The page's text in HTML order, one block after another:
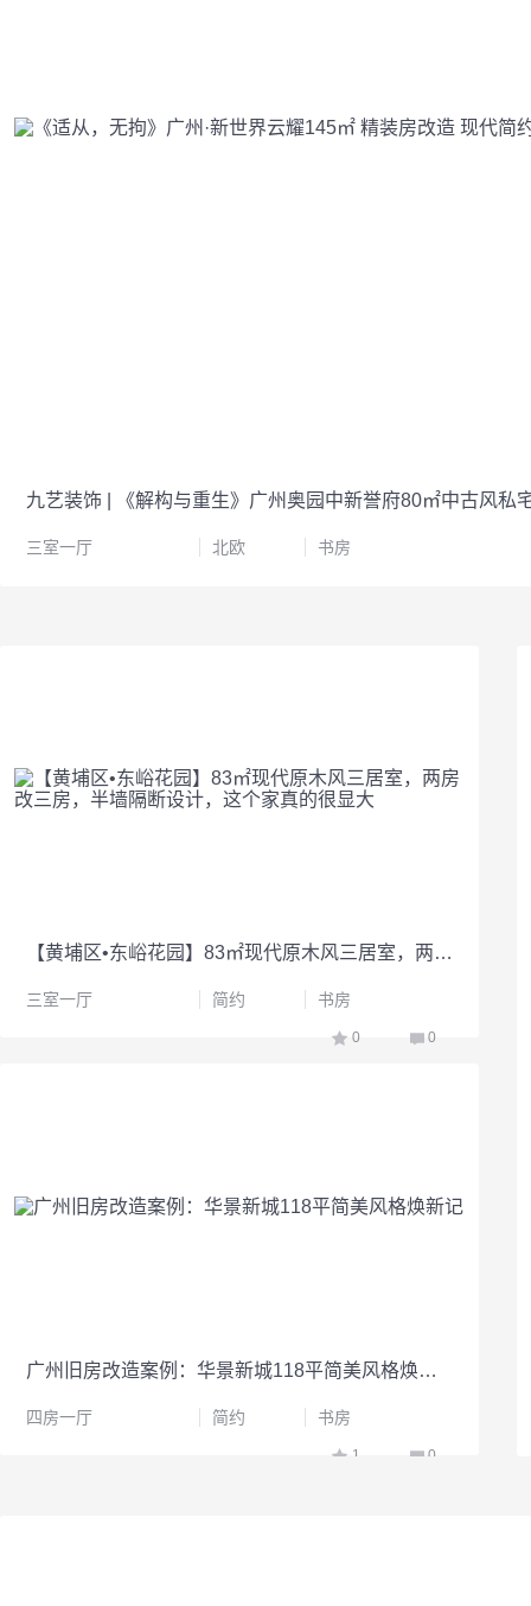
九艺装饰 | 《解构与重生》广州奥园中新誉府80㎡中古风私
三室一厅 北欧 书房
【黄埔区•东峪花园】83㎡现代原木风三居室，两房改三房，半墙隔断设计，这个家真的很显大
三室一厅 简约 书房
0 0
广州旧房改造案例：华景新城118平简美风格焕新记
四房一厅 简约 书房
1 0